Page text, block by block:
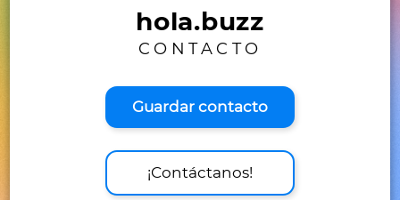
hola.buzz
CONTACTO
Guardar contacto
¡Contáctanos!